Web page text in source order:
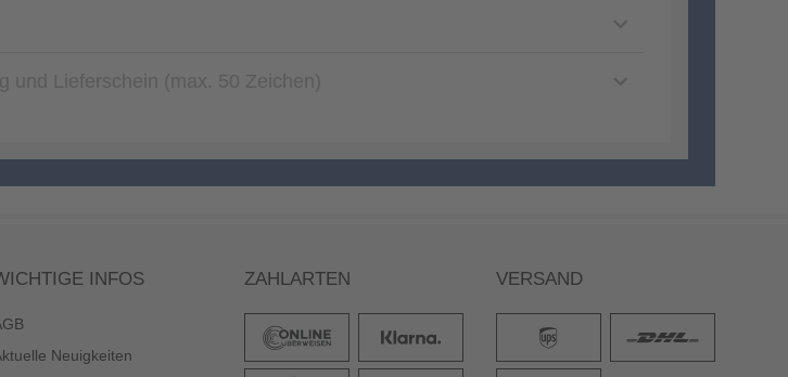
INFOS
Neuigkeiten
ZAHLARTEN VERSAND